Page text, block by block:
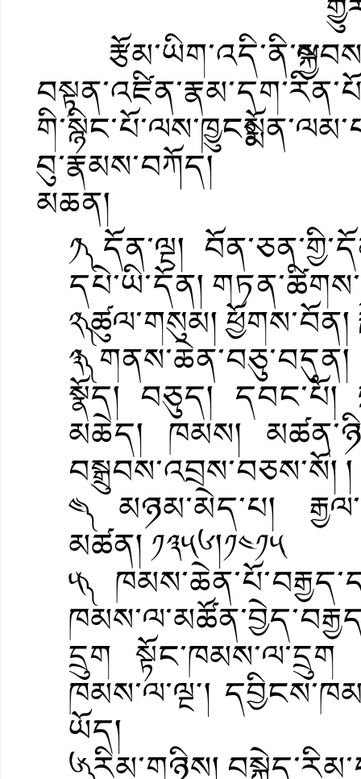
བུ་རྣམས་བཀོད།
མཆན།
༡༽ དོན་ལྔ།
དཔེ་ཡི་དོན།
༢༽ ཚུལ་གསུམ།
༣༽
སྣོད། བཅུད། དབང་པོ།
མཆེད། ཁམས།
བསྒྲུབས་འབྲས་བཅས་སོ། །
༤༽ མཉམ་མེད་པ།
མཚན། ༡༣༥༦།༡༤༡༥
༥༽
དྲུག སྟོང་ཁམས་ལ་དྲུག
ཁམས་ལ་ལྔ༌།
ཡོད།
༦༽ རིམ་གཉིས།